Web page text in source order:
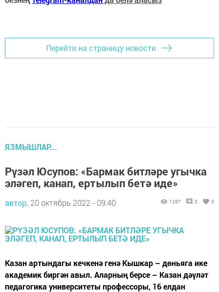
Перейти на страницу новости
ЯЗМЫШЛАР...
Рүзәл Юсупов: «Бармак битләре угычка
эләгеп, канап, ертылып бетә иде»
автор, 20 октябрь 2022 - 09:40 1267 0 0
Казан артындагы кечкенә генә Кышкар – дөньяга ике
академик биргән авыл. Аларның берсе – Казан дәүләт
педагогика университеты профессоры, 16 елдан